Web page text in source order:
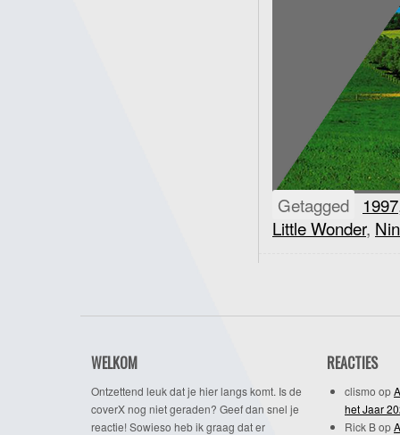
Getagged 1997
Little Wonder,
WELKOM
Ontzettend leuk dat je hier langs komt. Is de
coverX nog niet geraden? Geef dan snel je
reactie! Sowieso heb ik graag dat er
REACTIES
clismo op
het Jaar
Rick Bop